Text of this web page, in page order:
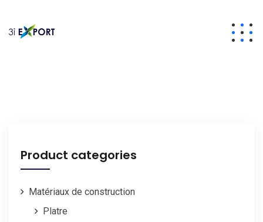
Product categories
Matériaux de construction
Platre